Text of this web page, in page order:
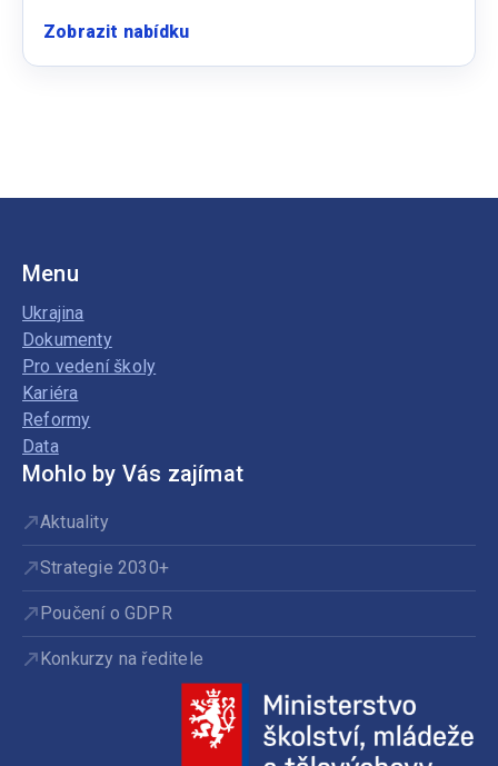
Zobrazit nabídku:
Menu
Ukrajina
Dokumenty
Pro vedení školy
Kariéra
Reformy
Data
Mohlo by Vás zajímat
Aktuality
Strategie 2030+
Poučení o GDPR
Konkurzy na ředitele